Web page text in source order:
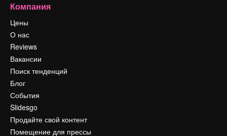
Компания
Цены
О нас
Reviews
Вакансии
Поиск тенденций
Блог
События
Slidesgo
Продайте свой контент
Помещение для прессы